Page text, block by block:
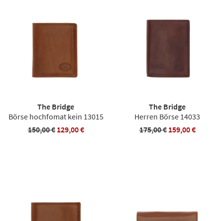
The Bridge
Börse hochfomat kein 13015
150,00 € 129,00 €
The Bridge
Herren Börse 14033
175,00 € 159,00 €